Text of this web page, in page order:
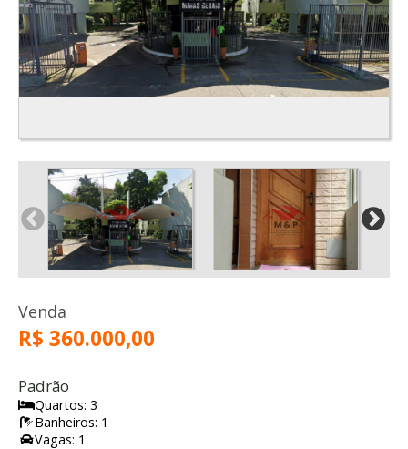
Venda
R$ 360.000,00
Padrão
Quartos: 3
Banheiros: 1
Vagas: 1